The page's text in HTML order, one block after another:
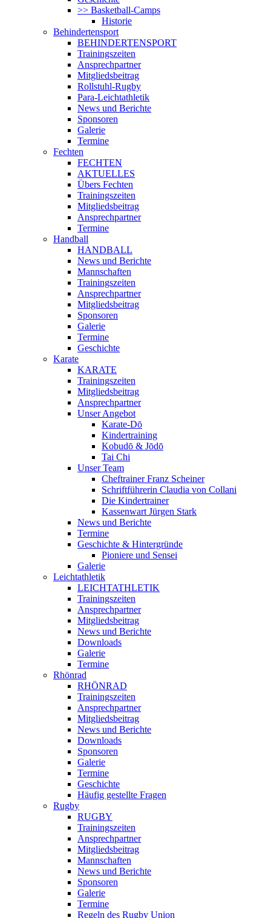
>> Basketball-Camps
Historie
Behindertensport
BEHINDERTENSPORT
Trainingszeiten
Ansprechpartner
Mitgliedsbeitrag
Rollstuhl-Rugby
Para-Leichtathletik
News und Berichte
Sponsoren
Galerie
Termine
Fechten
FECHTEN
AKTUELLES
Übers Fechten
Trainingszeiten
Mitgliedsbeitrag
Ansprechpartner
Termine
Handball
HANDBALL
News und Berichte
Mannschaften
Trainingszeiten
Ansprechpartner
Mitgliedsbeitrag
Sponsoren
Galerie
Termine
Geschichte
Karate
KARATE
Trainingszeiten
Mitgliedsbeitrag
Ansprechpartner
Unser Angebot
Karate-Dō
Kindertraining
Kobudō & Jōdō
Tai Chi
Unser Team
Cheftrainer Franz Scheiner
Schriftführerin Claudia von Collani
Die Kindertrainer
Kassenwart Jürgen Stark
News und Berichte
Termine
Geschichte & Hintergründe
Pioniere und Sensei
Galerie
Leichtathletik
LEICHTATHLETIK
Trainingszeiten
Ansprechpartner
Mitgliedsbeitrag
News und Berichte
Downloads
Galerie
Termine
Rhönrad
RHÖNRAD
Trainingszeiten
Ansprechpartner
Mitgliedsbeitrag
News und Berichte
Downloads
Sponsoren
Galerie
Termine
Geschichte
Häufig gestellte Fragen
Rugby
RUGBY
Trainingszeiten
Ansprechpartner
Mitgliedsbeitrag
Mannschaften
News und Berichte
Sponsoren
Galerie
Termine
Regeln des Rugby Union